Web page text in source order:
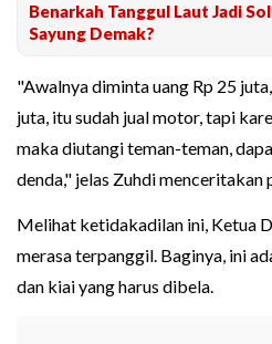
Benarkah Tanggul Laut Jadi
Sayung Demak?
"Awalnya diminta uang Rp 25
juta, itu sudah jual motor, tapi
maka diutangi teman-teman,
denda," jelas Zuhdi menceritakan
Melihat ketidakadilan ini, Ketua
merasa terpanggil. Baginya, ini
dan kiai yang harus dibela.